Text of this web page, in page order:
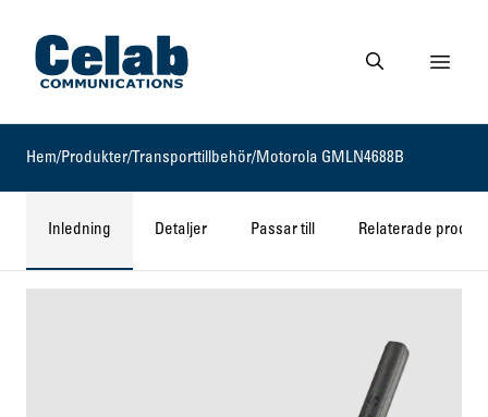
Gå till startsidan
Gå till söksidan
Visa
Hem/Produkter/ Transporttillbehör/ Motorola GMLN4688B
Inledning Detaljer Passar till Relaterade